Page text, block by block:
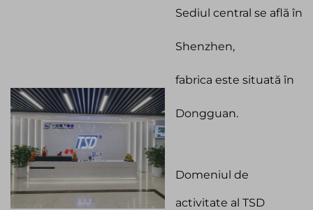
Sediul central se află în
Shenzhen,
fabrica este situată în
Dongguan.
Domeniul de
activitate al TSD